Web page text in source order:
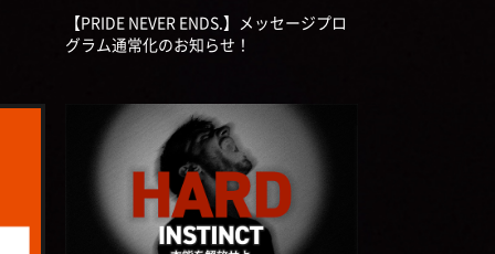
【PRIDE NEVER ENDS.】メッセージプロ
グラム通常化のお知らせ！